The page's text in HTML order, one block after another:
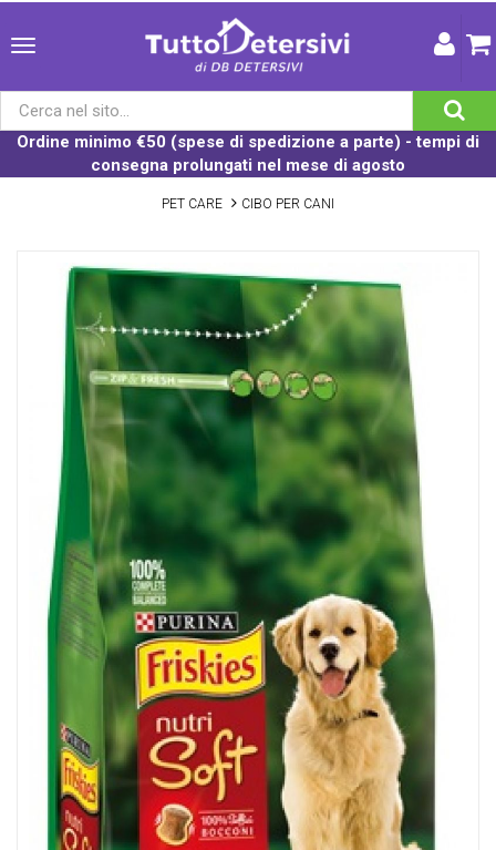
Ordine minimo €50 (spese di spedizione a parte) - tempi di
consegna prolungati nel mese di agosto
PET CARE CIBO PER CANI